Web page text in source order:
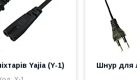
Yajia (Y-1) Шнур для